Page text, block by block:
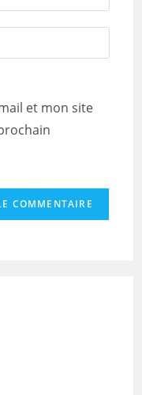
et mon site